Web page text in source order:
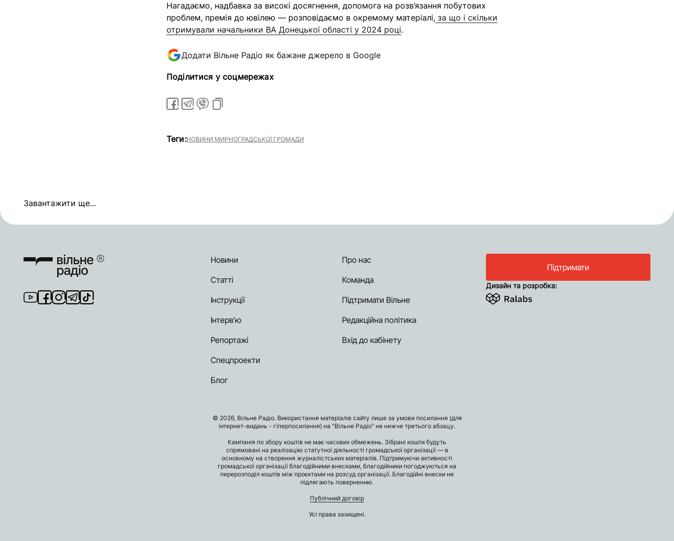
Нагадаємо, надбавка за високі досягнення, допомога на розв’язання побутових
проблем, премія до ювілею — розповідаємо в окремому матеріалі, за що і скільки
отримували начальники ВА Донецької області у 2024 році.
Додати Вільне Радіо як бажане джерело в Google
Поділитися у соцмережах
Теги:НОВИНИ МИРНОГРАДСЬКОЇ ГРОМАДИ
Завантажити ще...
Новини
Статті
Інструкції
Інтерв’ю
Репортажі
Спецпроекти
Блог
Про нас
Команда
Підтримати Вільне
Редакційна політика
Вхід до кабінету
Підтримати
Дизайн та розробка:
© 2026, Вільне Радіо. Використання матеріалів сайту лише за умови посилання (для
інтернет-видань - гіперпосилання) на "Вільне Радіо" не нижче третього абзацу.
Кампанія по збору коштів не має часових обмежень. Зібрані кошти будуть
спрямовані на реалізацію статутної діяльності громадської організації — в
основному на створення журналістських матеріалів. Підтримуючи активності
громадської організації благодійними внесками, благодійники погоджуються на
перерозподіл коштів між проєктами на розсуд організації. Благодійні внески не
підлягають поверненню.
Публічний договір
Усі права захищені.